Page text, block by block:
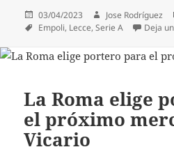
Publicado
el
03/04/2023 Autor
Jose Rodríguez
Etiquetas
Empoli, Lecce,Serie A Deja
La Roma elige
el próximo
Vicario